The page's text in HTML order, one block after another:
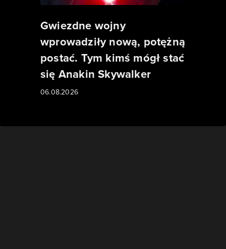
Gwiezdne wojny
wprowadziły nową, potężną
postać. Tym kimś mógł stać
się Anakin Skywalker
06.08.2026